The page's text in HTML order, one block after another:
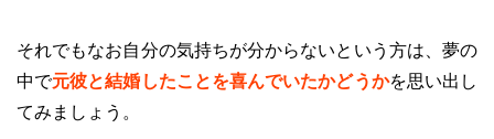
それでもなお自分の気持ちが分からないという方は、夢の
中で元彼と結婚したことを喜んでいたかどうかを思い出し
てみましょう。